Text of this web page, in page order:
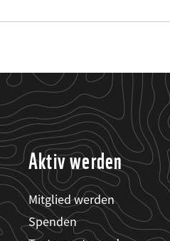
Aktiv werden
Mitglied werden
Spenden